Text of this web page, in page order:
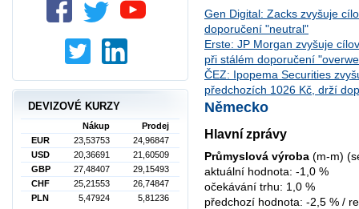
Gen Digital: Zacks zvyšuje
doporučení "neutral"
Erste: JP Morgan zvyšuje
při stálém doporučení
ČEZ: Ipopema Securities
předchozích 1026 Kč, drží
Německo
Hlavní zprávy
Průmyslová výroba (m-m)
aktuální hodnota: -1,0 %
očekávání trhu: 1,0 %
předchozí hodnota: -2,5 % /
DEVIZOVÉ KURZY
Nákup
Prodej
EUR
23,53753
24,96847
USD
20,36691
21,60509
GBP
27,48407
29,15493
CHF
25,21553
26,74847
PLN
5,47924 5,81236